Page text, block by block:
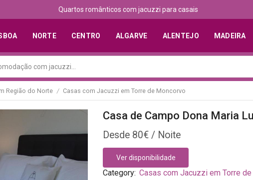
Quartos românticos com jacuzzi para casais
NORTE CENTRO ALGARVE ALENTEJO MADEIRA
Região do Norte / Casas com Jacuzzi em Torre de Moncorvo
Casa de Campo Dona Maria
80€
Ver disponibilidade
Category: Casas com Jacuzzi em Torre